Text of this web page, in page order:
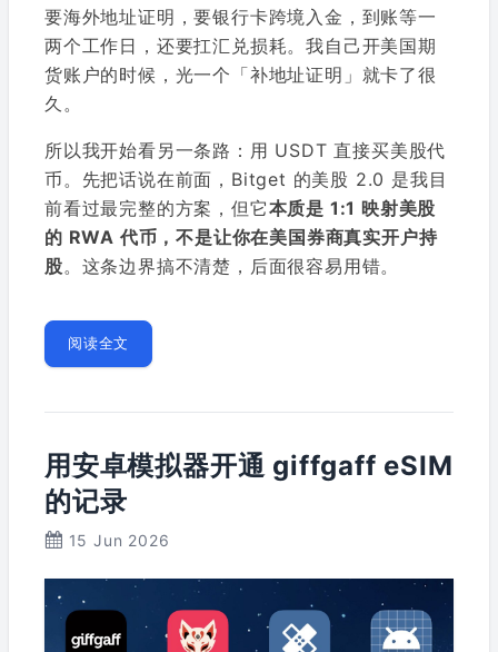
要海外地址证明，要银行卡跨境入金，到账等一
两个工作日，还要扛汇兑损耗。我自己开美国期
货账户的时候，光一个「补地址证明」就卡了很
久。
所以我开始看另一条路：用 USDT 直接买美股代
币。先把话说在前面，Bitget 的美股 2.0 是我目
前看过最完整的方案，但它本质是 1:1 映射美股
的 RWA 代币，不是让你在美国券商真实开户持
股。这条边界搞不清楚，后面很容易用错。
阅读全文
用安卓模拟器开通 giffgaff eSIM
的记录
15 Jun 2026